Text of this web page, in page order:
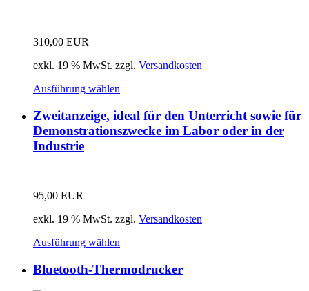
310,00 EUR
exkl. 19 % MwSt. zzgl. Versandkosten
Ausführung wählen
Zweitanzeige, ideal für den Unterricht sowie für
Demonstrationszwecke im Labor oder in der
Industrie
95,00 EUR
exkl. 19 % MwSt. zzgl. Versandkosten
Ausführung wählen
Bluetooth-Thermodrucker